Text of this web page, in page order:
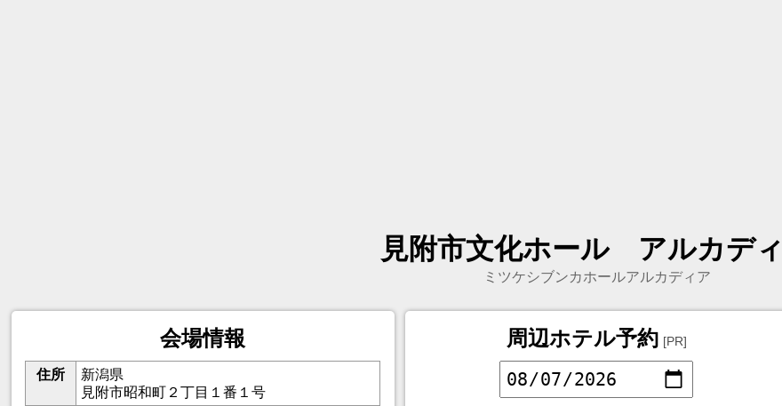
見附市文化ホール アルカデ
ミツケシブンカホールアルカディア
会場情報
住所
新潟県
見附市昭和町２丁目１番１号
周辺ホテル予約 [PR]